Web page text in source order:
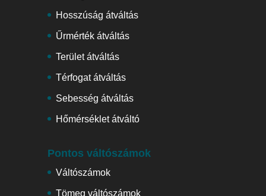
Hosszúság átváltás
Űrmérték átváltás
Terület átváltás
Térfogat átváltás
Sebesség átváltás
Hőmérséklet átváltó
Pontos váltószámok
Váltószámok
Tömeg váltószámok